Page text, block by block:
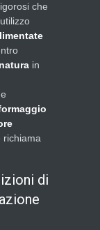
che
in
richiama
di